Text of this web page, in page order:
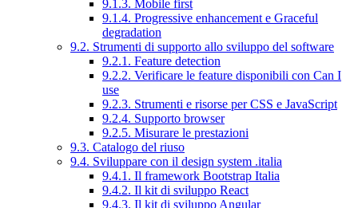
9.1.3. Mobile first
9.1.4. Progressive enhancement e Graceful
degradation
9.2. Strumenti di supporto allo sviluppo del software
9.2.1. Feature detection
9.2.2. Verificare le feature disponibili con Can I
use
9.2.3. Strumenti e risorse per CSS e JavaScript
9.2.4. Supporto browser
9.2.5. Misurare le prestazioni
9.3. Catalogo del riuso
9.4. Sviluppare con il design system .italia
9.4.1. Il framework Bootstrap Italia
9.4.2. Il kit di sviluppo React
9.4.3. Il kit di sviluppo Angular